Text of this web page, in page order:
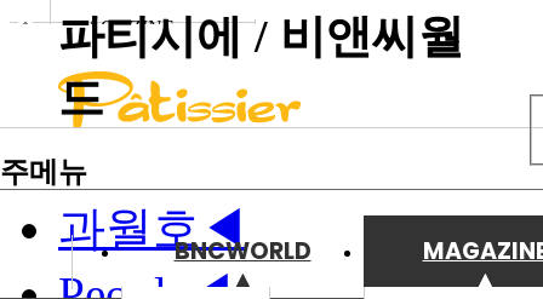
파티시에 / 비앤씨월
드
Site Infomation Menu
주메뉴
BNCWORLD
▲
▲
▲
▲
MAGAZINE
NEWS
MAGAZINE
이달의 잡지
과월호◀